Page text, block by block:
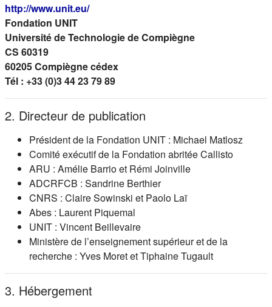
http://www.unit.eu/(s'ouvre dans un nouvel onglet)
Fondation UNIT
Université de Technologie de Compiègne
CS 60319
60205 Compiègne cédex
Tél : +33 (0)3 44 23 79 89
2. Directeur de publication
Président de la Fondation UNIT : Michael Matlosz
Comité exécutif de la Fondation abritée Callisto
ARU : Amélie Barrio et Rémi Joinville
ADCRFCB : Sandrine Berthier
CNRS : Claire Sowinski et Paolo Laï
Abes : Laurent Piquemal
UNIT : Vincent Beillevaire
Ministère de l’enseignement supérieur et de la
recherche : Yves Moret et Tiphaine Tugault
3. Hébergement